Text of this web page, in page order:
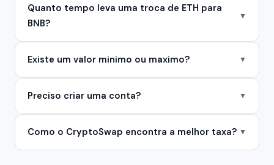
Quanto tempo leva uma troca de ETH para
BNB?
▼
Existe um valor minimo ou maximo? ▼
Preciso criar uma conta? ▼
Como o CryptoSwap encontra a melhor taxa? ▼